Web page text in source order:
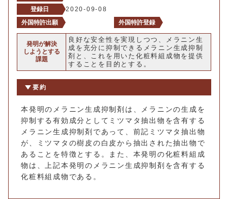
登録日
2020-09-08
外国特許出願
外国特許登録
発明が解決
しようとする
課題
良好な安全性を実現しつつ、メラニン生
成を充分に抑制できるメラニン生成抑制
剤と、これを用いた化粧料組成物を提供
することを目的とする。
要約
本発明のメラニン生成抑制剤は、メラニンの生成を
抑制する有効成分としてミツマタ抽出物を含有する
メラニン生成抑制剤であって、前記ミツマタ抽出物
が、ミツマタの樹皮の白皮から抽出された抽出物で
あることを特徴とする。また、本発明の化粧料組成
物は、上記本発明のメラニン生成抑制剤を含有する
化粧料組成物である。